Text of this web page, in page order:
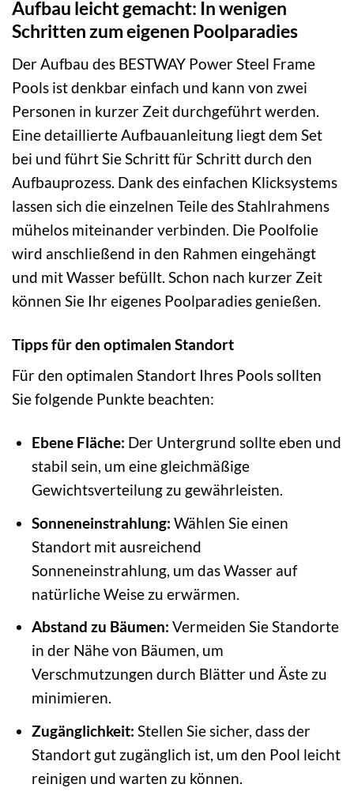
Aufbau leicht gemacht: In wenigen
Schritten zum eigenen Poolparadies
Der Aufbau des BESTWAY Power Steel Frame
Pools ist denkbar einfach und kann von zwei
Personen in kurzer Zeit durchgeführt werden.
Eine detaillierte Aufbauanleitung liegt dem Set
bei und führt Sie Schritt für Schritt durch den
Aufbauprozess. Dank des einfachen Klicksystems
lassen sich die einzelnen Teile des Stahlrahmens
mühelos miteinander verbinden. Die Poolfolie
wird anschließend in den Rahmen eingehängt
und mit Wasser befüllt. Schon nach kurzer Zeit
können Sie Ihr eigenes Poolparadies genießen.
Tipps für den optimalen Standort
Für den optimalen Standort Ihres Pools sollten
Sie folgende Punkte beachten:
Ebene Fläche: Der Untergrund sollte eben und
stabil sein, um eine gleichmäßige
Gewichtsverteilung zu gewährleisten.
Sonneneinstrahlung: Wählen Sie einen
Standort mit ausreichend
Sonneneinstrahlung, um das Wasser auf
natürliche Weise zu erwärmen.
Abstand zu Bäumen: Vermeiden Sie Standorte
in der Nähe von Bäumen, um
Verschmutzungen durch Blätter und Äste zu
minimieren.
Zugänglichkeit: Stellen Sie sicher, dass der
Standort gut zugänglich ist, um den Pool leicht
reinigen und warten zu können.